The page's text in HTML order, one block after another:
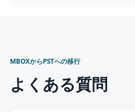
MBOXからPSTへの移行
よくある質問